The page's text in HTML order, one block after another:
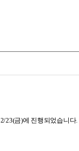
2/23(금)에 진행되었습니다.